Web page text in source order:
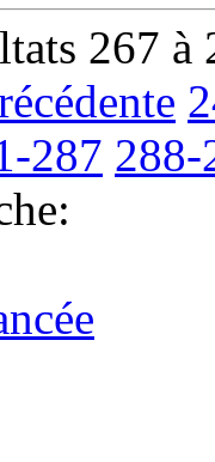
267 à
287 288-